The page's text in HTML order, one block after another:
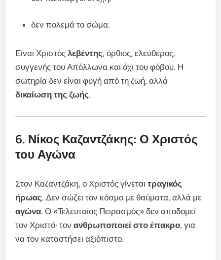
δεν πολεμά το σώμα.
Είναι Χριστόςλεβέντης, όρθιος, ελεύθερος,
συγγενής του Απόλλωνα και όχι του φόβου. Η
σωτηρία δεν είναι φυγή από τη ζωή, αλλά
δικαίωση της ζωής.
6. Νίκος Καζαντζάκης: Ο Χριστός
του Αγώνα
Στον Καζαντζάκη, ο Χριστός γίνεταιτραγικός
ήρωας. Δεν σώζει τον κόσμο με θαύματα, αλλά με
αγώνα. Ο «Τελευταίος Πειρασμός» δεν αποδομεί
τον Χριστό· τονανθρωποποιεί στο έπακρο, για
να τον καταστήσει αξιόπιστο.